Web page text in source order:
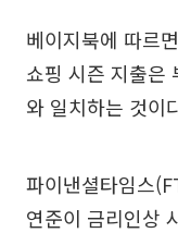
베이지북에 따르
쇼핑 시즌 지출은
와 일치하는 것이
파이낸셜타임스
연준이 금리인상